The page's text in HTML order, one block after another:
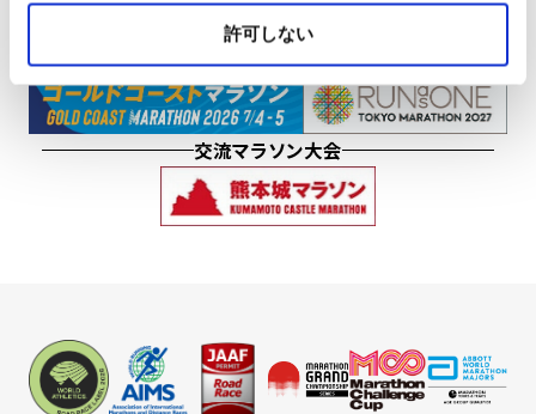
許可しない
提携マラソン大会
交流マラソン大会